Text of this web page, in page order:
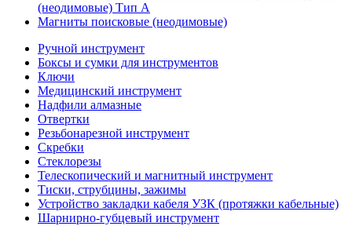
(неодимовые) Тип А
Магниты поисковые (неодимовые)
Ручной инструмент
Боксы и сумки для инструментов
Ключи
Медицинский инструмент
Надфили алмазные
Отвертки
Резьбонарезной инструмент
Скребки
Стеклорезы
Телескопический и магнитный инструмент
Тиски, струбцины, зажимы
Устройство закладки кабеля УЗК (протяжки кабельные)
Шарнирно-губцевый инструмент